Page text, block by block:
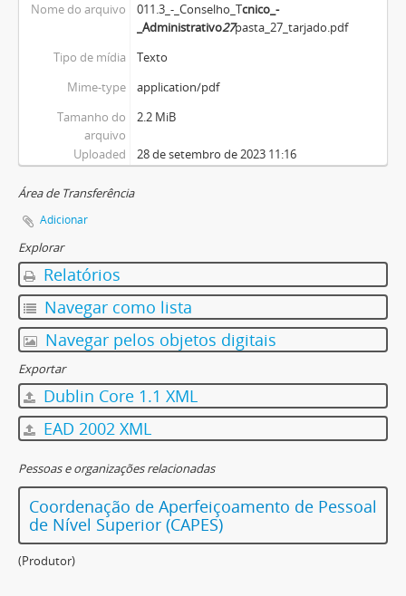
Nome do arquivo 011.3_-_Conselho_Tcnico_-
_Administrativo27pasta_27_tarjado.pdf
Tipo de mídia
Texto
Mime-type
application/pdf
Tamanho do
arquivo
2.2 MiB
Uploaded 28 de setembro de 2023 11:16
Área de Transferência
Adicionar
Explorar
Relatórios
Navegar como lista
Navegar pelos objetos digitais
Exportar
Dublin Core 1.1 XML
EAD 2002 XML
Pessoas e organizações relacionadas
Coordenação de Aperfeiçoamento de Pessoal
de Nível Superior (CAPES)
(Produtor)